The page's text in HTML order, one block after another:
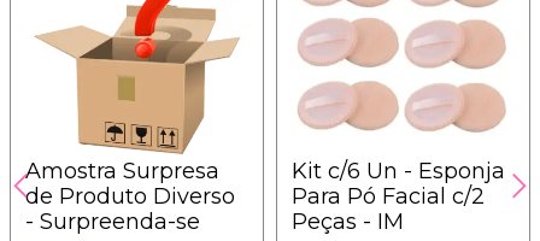
Amostra Surpresa
de Produto Diverso
- Surpreenda-se
Kit c/6 Un - Esponja
Para Pó Facial c/2
Peças - IM